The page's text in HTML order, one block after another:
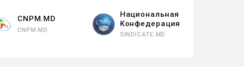
CNPM.MD
CNPM.MD
Национальная
Конфедерация
SINDICATE.MD